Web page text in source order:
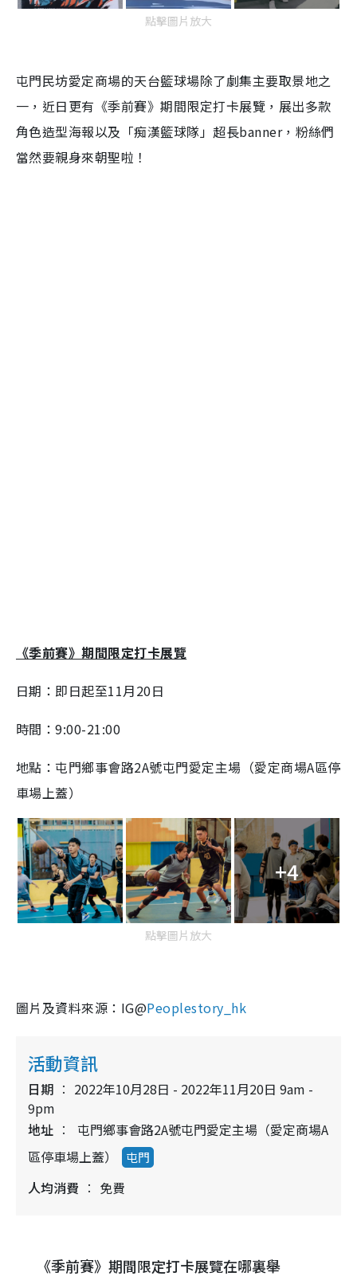
點擊圖片放大
屯門民坊愛定商場的天台籃球場除了劇集主要取景地之
一，近日更有《季前賽》期間限定打卡展覽，展出多款
角色造型海報以及「痴漢籃球隊」超長banner，粉絲們
當然要親身來朝聖啦！
《季前賽》期間限定打卡展覽
日期：即日起至11月20日
時間：9:00-21:00
地點：屯門鄉事會路2A號屯門愛定主場（愛定商場A區停
車場上蓋）
+4
點擊圖片放大
圖片及資料來源：IG@Peoplestory_hk
活動資訊
日期
2022年10月28日 - 2022年11月20日 9am -
9pm
地址
屯門鄉事會路2A號屯門愛定主場（愛定商場A
區停車場上蓋）
屯門
人均消費 免費
《季前賽》期間限定打卡展覽在哪裏舉